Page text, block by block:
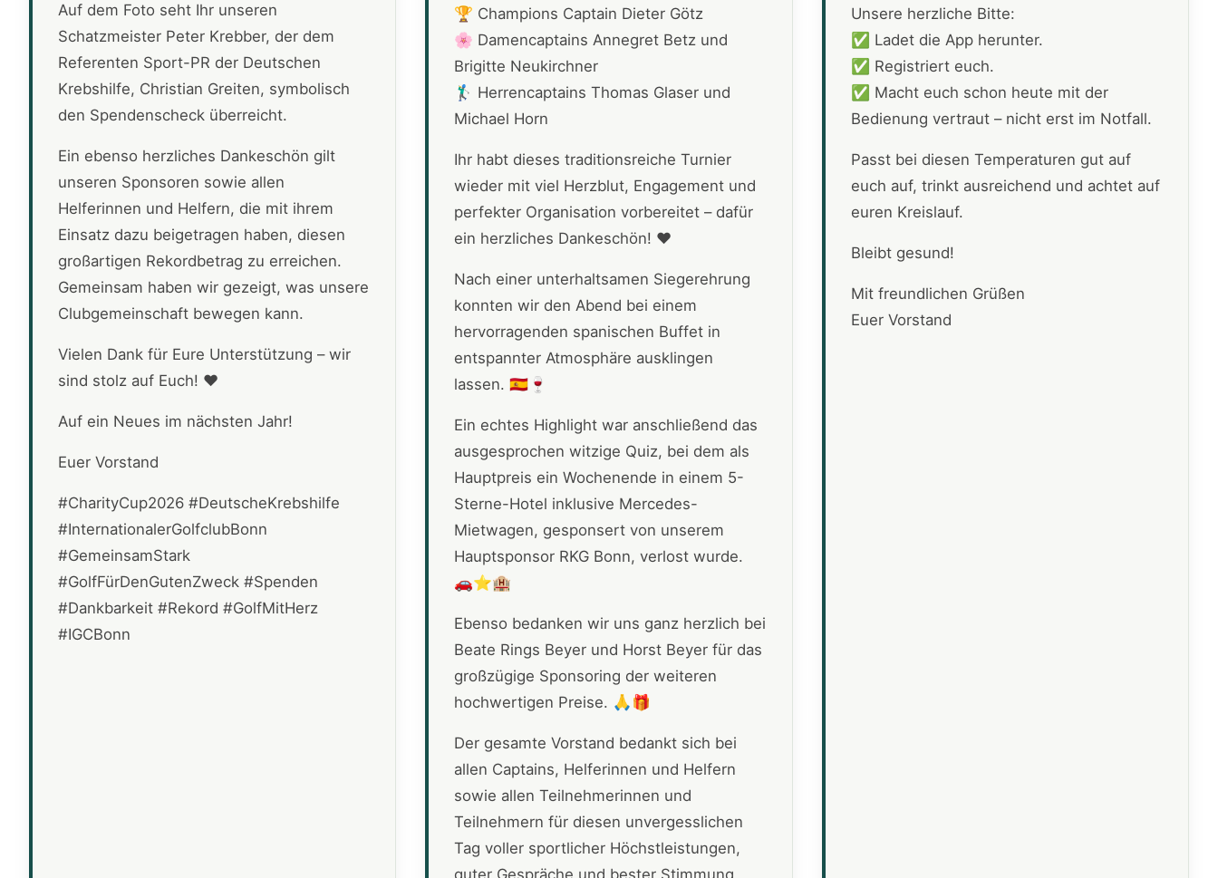
Auf dem Foto seht Ihr unseren
Schatzmeister Peter Krebber, der dem
Referenten Sport-PR der Deutschen
Krebshilfe, Christian Greiten, symbolisch
den Spendenscheck überreicht.
Ein ebenso herzliches Dankeschön gilt
unseren Sponsoren sowie allen
Helferinnen und Helfern, die mit ihrem
Einsatz dazu beigetragen haben, diesen
großartigen Rekordbetrag zu erreichen.
Gemeinsam haben wir gezeigt, was unsere
Clubgemeinschaft bewegen kann.
Vielen Dank für Eure Unterstützung – wir
sind stolz auf Euch! ❤️
Auf ein Neues im nächsten Jahr!
Euer Vorstand
#CharityCup2026 #DeutscheKrebshilfe
#InternationalerGolfclubBonn
#GemeinsamStark
#GolfFürDenGutenZweck #Spenden
#Dankbarkeit #Rekord #GolfMitHerz
#IGCBonn
🏆 Champions Captain Dieter Götz
🌸 Damencaptains Annegret Betz und
Brigitte Neukirchner
🏌️‍♂️ Herrencaptains Thomas Glaser und
Michael Horn
Ihr habt dieses traditionsreiche Turnier
wieder mit viel Herzblut, Engagement und
perfekter Organisation vorbereitet – dafür
ein herzliches Dankeschön! ❤️
Nach einer unterhaltsamen Siegerehrung
konnten wir den Abend bei einem
hervorragenden spanischen Buffet in
entspannter Atmosphäre ausklingen
lassen. 🇪🇸🍷
Ein echtes Highlight war anschließend das
ausgesprochen witzige Quiz, bei dem als
Hauptpreis ein Wochenende in einem 5-
Sterne-Hotel inklusive Mercedes-
Mietwagen, gesponsert von unserem
Hauptsponsor RKG Bonn, verlost wurde.
🚗⭐🏨
Ebenso bedanken wir uns ganz herzlich bei
Beate Rings Beyer und Horst Beyer für das
großzügige Sponsoring der weiteren
hochwertigen Preise. 🙏🎁
Der gesamte Vorstand bedankt sich bei
allen Captains, Helferinnen und Helfern
sowie allen Teilnehmerinnen und
Teilnehmern für diesen unvergesslichen
Tag voller sportlicher Höchstleistungen,
Unsere herzliche Bitte:
✅ Ladet die App herunter.
✅ Registriert euch.
✅ Macht euch schon heute mit der
Bedienung vertraut – nicht erst im Notfall.
Passt bei diesen Temperaturen gut auf
euch auf, trinkt ausreichend und achtet auf
euren Kreislauf.
Bleibt gesund!
Mit freundlichen Grüßen
Euer Vorstand